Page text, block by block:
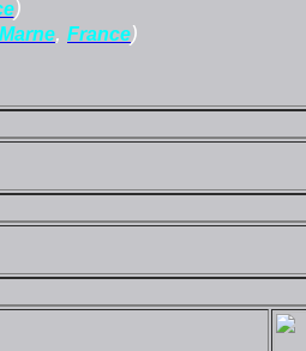
)
, France)